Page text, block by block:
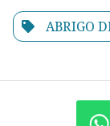
ABRIGO